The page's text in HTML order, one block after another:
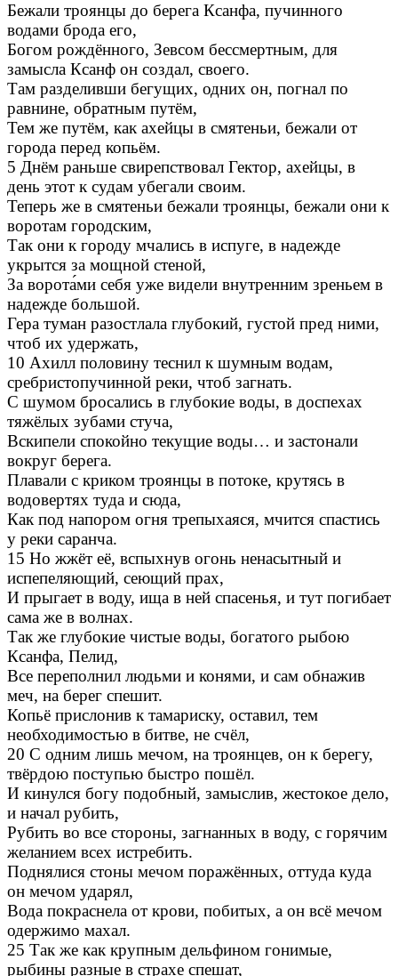
Бежали троянцы до берега Ксанфа, пучинного
водами брода его,
Богом рождённого, Зевсом бессмертным, для
замысла Ксанф он создал, своего.
Там разделивши бегущих, одних он, погнал по
равнине, обратным путём,
Тем же путём, как ахейцы в смятеньи, бежали от
города перед копьём.
5 Днём раньше свирепствовал Гектор, ахейцы, в
день этот к судам убегали своим.
Теперь же в смятеньи бежали троянцы, бежали они к
воротам городским,
Так они к городу мчались в испуге, в надежде
укрытся за мощной стеной,
За ворота́ми себя уже видели внутренним зреньем в
надежде большой.
Гера туман разостлала глубокий, густой пред ними,
чтоб их удержать,
10 Ахилл половину теснил к шумным водам,
сребристопучинной реки, чтоб загнать.
С шумом бросались в глубокие воды, в доспехах
тяжёлых зубами стуча,
Вскипели спокойно текущие воды… и застонали
вокруг берега.
Плавали с криком троянцы в потоке, крутясь в
водовертях туда и сюда,
Как под напором огня трепыхаяся, мчится спастись
у реки саранча.
15 Но жжёт её, вспыхнув огонь ненасытный и
испепеляющий, сеющий прах,
И прыгает в воду, ища в ней спасенья, и тут погибает
сама же в волнах.
Так же глубокие чистые воды, богатого рыбою
Ксанфа, Пелид,
Все переполнил людьми и конями, и сам обнажив
меч, на берег спешит.
Копьё прислонив к тамариску, оставил, тем
необходимостью в битве, не счёл,
20 С одним лишь мечом, на троянцев, он к берегу,
твёрдою поступью быстро пошёл.
И кинулся богу подобный, замыслив, жестокое дело,
и начал рубить,
Рубить во все стороны, загнанных в воду, с горячим
желанием всех истребить.
Поднялися стоны мечом поражённых, оттуда куда
он мечом ударял,
Вода покраснела от крови, побитых, а он всё мечом
одержимо махал.
25 Так же как крупным дельфином гонимые,
рыбины разные в страхе спешат,